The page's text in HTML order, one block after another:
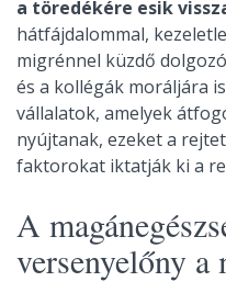
a töredékére esik
hátfájdalommal,
migrénnel küzdő
és a kollégák moráljára
vállalatok, amelyek
nyújtanak, ezeket a
faktorokat iktatják ki a
A
versenyelőny a